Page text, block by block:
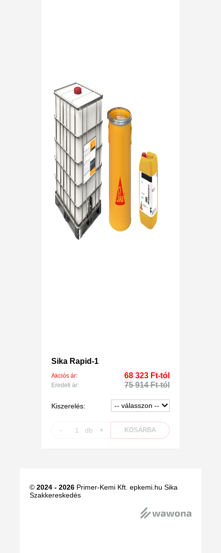
Sika Rapid-1
Akciós ár: 68 323 Ft-tól
Eredeti ár: 75 914 Ft-tól
Kiszerelés:
- db + KOSÁRBA
© 2024 - 2026 Primer-Kemi Kft. epkemi.hu Sika
Szakkereskedés